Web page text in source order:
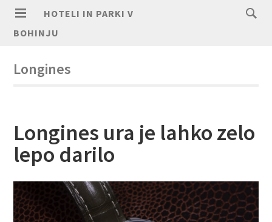
HOTELI IN PARKI V
BOHINJU
Longines
Longines ura je lahko zelo
lepo darilo